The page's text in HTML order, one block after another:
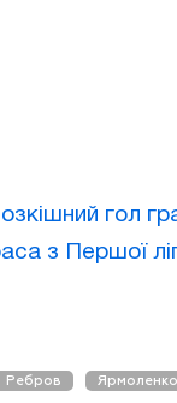
гол
з Першої
Ребров Ярмоленко